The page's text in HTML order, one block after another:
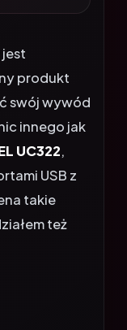
produkt
swój wywód
innego jak
UC322,
USB z
takie
też